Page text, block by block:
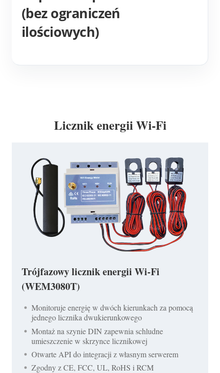
(bez ograniczeń
ilościowych)
Licznik energii Wi-Fi
Trójfazowy licznik energii Wi-Fi
(WEM3080T)
Monitoruje energię w dwóch kierunkach za pomocą
jednego licznika dwukierunkowego
Montaż na szynie DIN zapewnia schludne
umieszczenie w skrzynce licznikowej
Otwarte API do integracji z własnym serwerem
Zgodny z CE, FCC, UL, RoHS i RCM